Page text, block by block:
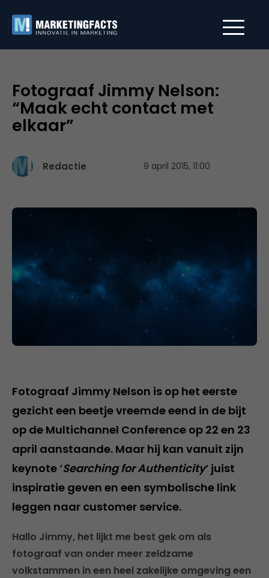
Fotograaf Jimmy Nelson:
“Maak echt contact met
elkaar”
Redactie 9 april 2015, 11:00
Fotograaf Jimmy Nelson is op het eerste
gezicht een beetje vreemde eend in de bijt
op de Multichannel Conference op 22 en 23
april aanstaande. Maar hij kan vanuit zijn
keynote ‘Searching for Authenticity‘ juist
inspiratie geven en een symbolische link
leggen naar customer service.
Hallo Jimmy, het lijkt me best gek om als
fotograaf van onder meer zeldzame
volkstammen in een heel zakelijke omgeving een